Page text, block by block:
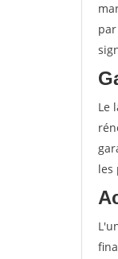
Le
les